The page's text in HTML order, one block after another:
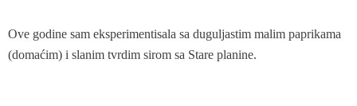
Ove godine sam eksperimentisala sa duguljastim malim paprikama
(domaćim) i slanim tvrdim sirom sa Stare planine.